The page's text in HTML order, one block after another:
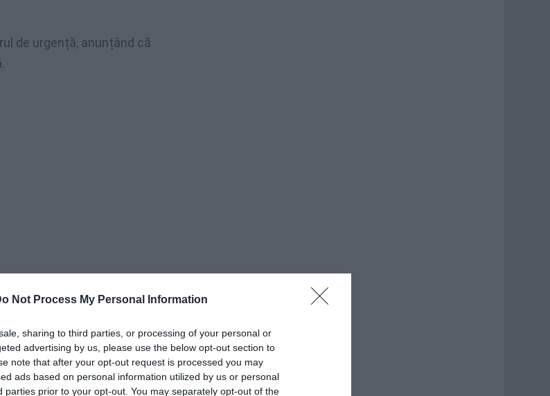
Not Process My Personal Information
sharing to third parties, or processing of your personal or
advertising by us, please use the below opt-out section to
note that after your opt-out request is processed you may
ads based on personal information utilized by us or personal
parties prior to your opt-out. You may separately opt-out of the
de urgență, anunțând că
bărbatul.
cu părinții săi. Copilul a
micuța a fost
Intensivă.